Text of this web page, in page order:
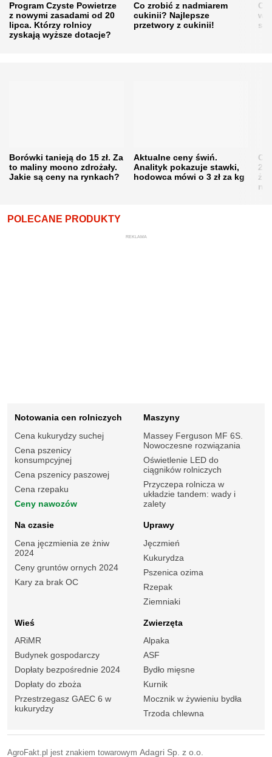
Program Czyste Powietrze
z nowymi zasadami od 20
lipca. Którzy rolnicy
zyskają wyższe dotacje?
Co zrobić z nadmiarem
cukinii? Najlepsze
przetwory z cukinii!
w
Borówki tanieją do 15 zł. Za
to maliny mocno zdrożały.
Jakie są ceny na rynkach?
Aktualne ceny świń.
Analityk pokazuje stawki,
hodowca mówi o 3 zł za kg
POLECANE PRODUKTY
REKLAMA
Notowania cen rolniczych
Cena kukurydzy suchej
Cena pszenicy
konsumpcyjnej
Cena pszenicy paszowej
Cena rzepaku
Ceny nawozów
Maszyny
Massey Ferguson MF 6S.
Nowoczesne rozwiązania
Oświetlenie LED do
ciągników rolniczych
Przyczepa rolnicza w
układzie tandem: wady i
zalety
Na czasie
Cena jęczmienia ze żniw
2024
Ceny gruntów ornych 2024
Kary za brak OC
Uprawy
Jęczmień
Kukurydza
Pszenica ozima
Rzepak
Ziemniaki
Wieś
ARiMR
Budynek gospodarczy
Dopłaty bezpośrednie 2024
Dopłaty do zboża
Przestrzegasz GAEC 6 w
kukurydzy
Zwierzęta
Alpaka
ASF
Bydło mięsne
Kurnik
Mocznik w żywieniu bydła
Trzoda chlewna
AgroFakt.pl jest znakiem towarowym Adagri Sp. z o.o.